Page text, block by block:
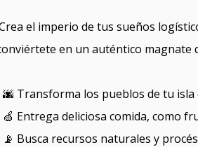
el imperio de tus sueños
en un auténtico magnate
🌆 Transforma los pueblos de tu isla
🍏 Entrega deliciosa comida, como
📡 Busca recursos naturales y